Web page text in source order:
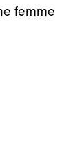
femme